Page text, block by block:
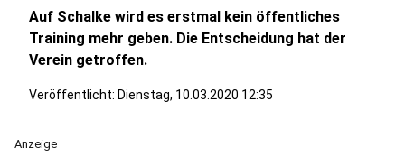
Auf Schalke wird es erstmal kein öffentliches
Training mehr geben. Die Entscheidung hat der
Verein getroffen.
Veröffentlicht: Dienstag, 10.03.2020 12:35
Anzeige